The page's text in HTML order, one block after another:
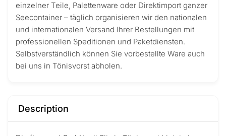
einzelner Teile, Palettenware oder Direktimport ganzer
Seecontainer – täglich organisieren wir den nationalen
und internationalen Versand Ihrer Bestellungen mit
professionellen Speditionen und Paketdiensten.
Selbstverständlich können Sie vorbestellte Ware auch
bei uns in Tönisvorst abholen.
Description